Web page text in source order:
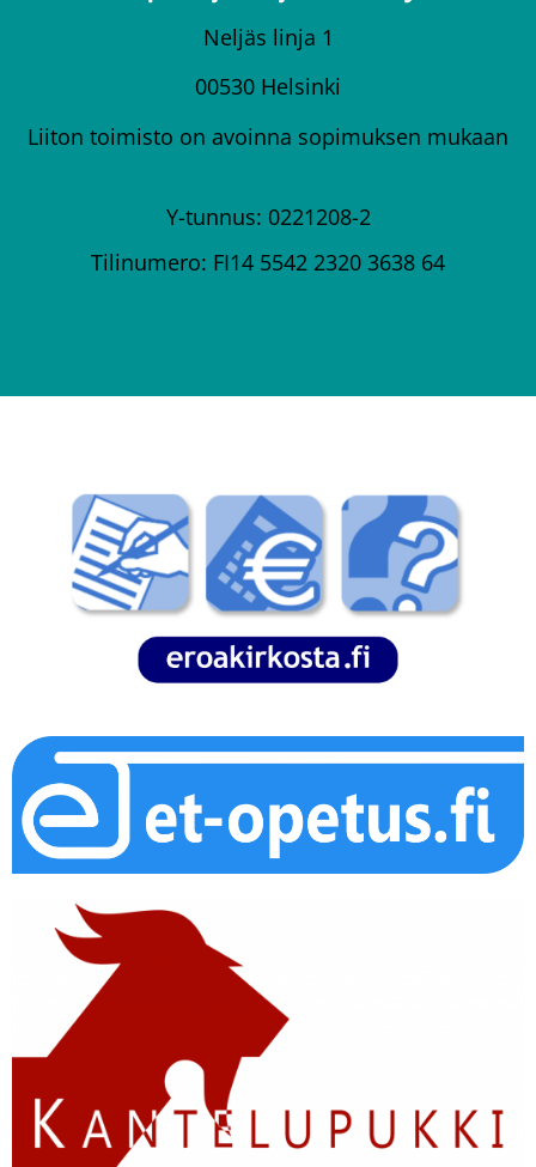
Neljäs linja 1
00530 Helsinki
Liiton toimisto on avoinna sopimuksen mukaan
Y-tunnus: 0221208-2
Tilinumero: FI14 5542 2320 3638 64